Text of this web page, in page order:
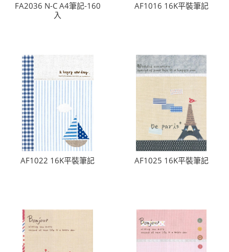
FA2036 N-C A4筆記-160
入
AF1016 16K平裝筆記
AF1022 16K平裝筆記 AF1025 16K平裝筆記